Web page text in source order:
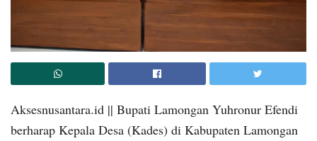
Aksesnusantara.id || Bupati Lamongan Yuhronur Efendi
berharap Kepala Desa (Kades) di Kabupaten Lamongan